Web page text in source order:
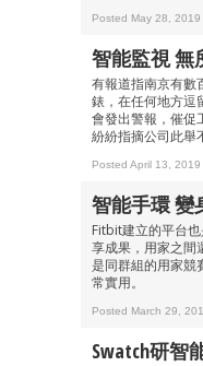
Posted May 28, 2019
智能監視 無
有報道指南京有數
錶，在任何地方逗
會發出警報，催促
紛紛指摘公司此舉
Posted April 13, 2019
智能手環 變
Fitbit建立的平台
享成果，用家之間
是同群組的用家競
常實用。
Posted March 29,
Swatch研智